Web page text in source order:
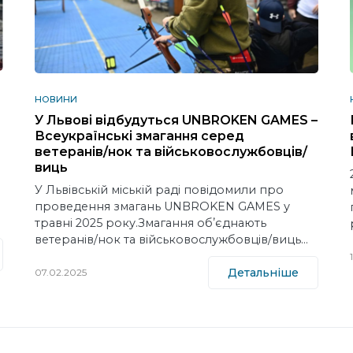
НОВИНИ
У Львові відбудуться UNBROKEN GAMES –
Всеукраїнські змагання серед
ветеранів/нок та військовослужбовців/
виць
У Львівській міській раді повідомили про
проведення змагань UNBROKEN GAMES у
травні 2025 року.Змагання обʼєднають
ветеранів/нок та військовослужбовців/виць…
07.02.2025 Детальніше